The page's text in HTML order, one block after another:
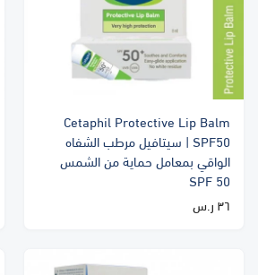
Cetaphil Protective Lip Balm
SPF50 | سيتافيل مرطب الشفاه
الواقي بمعامل حماية من الشمس
SPF 50
٣٦ ر.س